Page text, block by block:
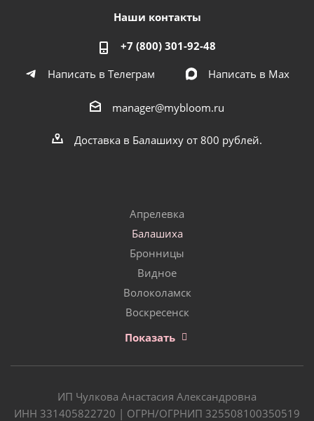
Наши контакты
+7 (800) 301-92-48
Написать в Телеграм
Написать в Мах
manager@mybloom.ru
Доставка в Балашиху от 800 рублей.
Апрелевка
Балашиха
Бронницы
Видное
Волоколамск
Воскресенск
Показать
ИП Чулкова Анастасия Александровна
ИНН 331405822720 | ОГРН/ОГРНИП 325508100350519